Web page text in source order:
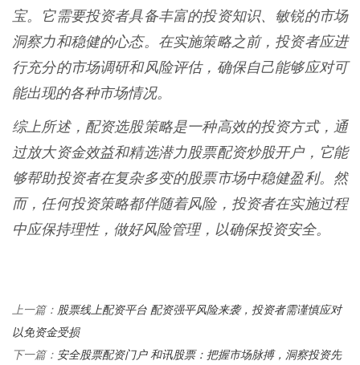
宝。它需要投资者具备丰富的投资知识、敏锐的市场
洞察力和稳健的心态。在实施策略之前，投资者应进
行充分的市场调研和风险评估，确保自己能够应对可
能出现的各种市场情况。
综上所述，配资选股策略是一种高效的投资方式，通
过放大资金效益和精选潜力股票配资炒股开户，它能
够帮助投资者在复杂多变的股票市场中稳健盈利。然
而，任何投资策略都伴随着风险，投资者在实施过程
中应保持理性，做好风险管理，以确保投资安全。
上一篇： 股票线上配资平台 配资强平风险来袭，投资者需谨慎应对
以免资金受损
下一篇： 安全股票配资门户 和讯股票：把握市场脉搏，洞察投资先